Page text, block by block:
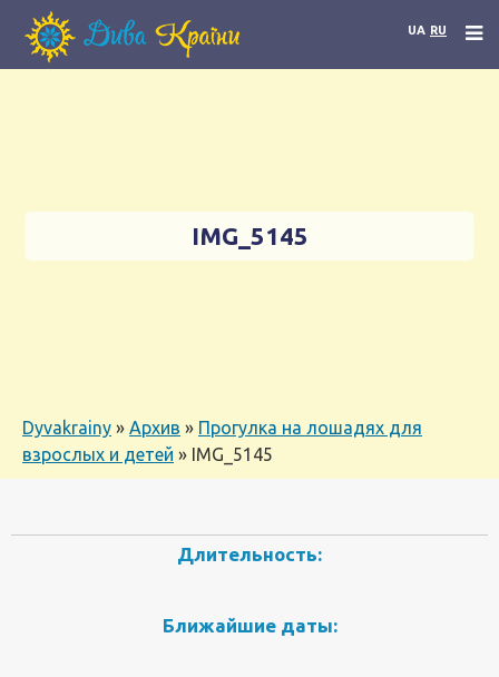
UA RU
IMG_5145
Dyvakrainy » Архив » Прогулка на лошадях для
взрослых и детей » IMG_5145
Длительность:
Ближайшие даты: